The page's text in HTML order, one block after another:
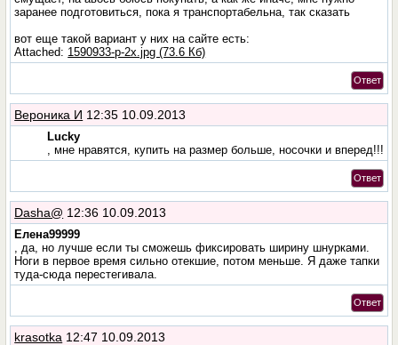
заранее подготовиться, пока я транспортабельна, так сказать
вот еще такой вариант у них на сайте есть:
Attached: 1590933-p-2x.jpg (73.6 Кб)
Ответ
Вероника И 12:35 10.09.2013
Lucky
, мне нравятся, купить на размер больше, носочки и вперед!!!
Ответ
Dasha@ 12:36 10.09.2013
Елена99999
, да, но лучше если ты сможешь фиксировать ширину шнурками.
Ноги в первое время сильно отекшие, потом меньше. Я даже тапки
туда-сюда перестегивала.
Ответ
krasotka 12:47 10.09.2013